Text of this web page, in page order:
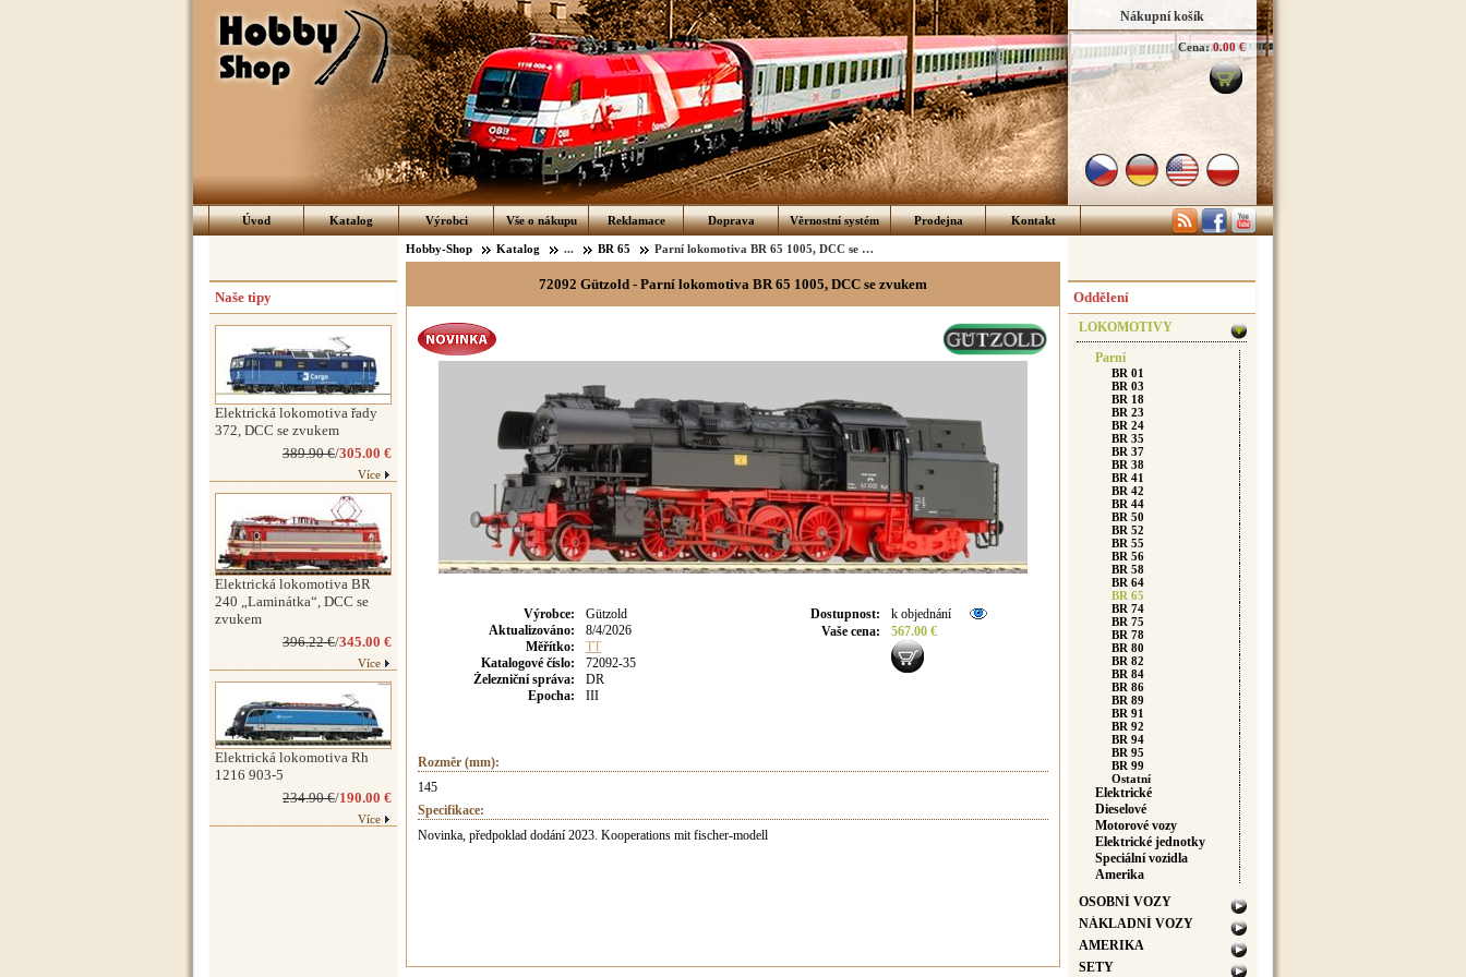
Nákupní košík
Cena: 0.00 €
Úvod Katalog Výrobci Vše o nákupu Reklamace Doprava Věrnostní systém Prodejna Kontakt
Hobby-Shop Katalog ... BR 65 Parní lokomotiva BR 65 1005, DCC se zvukem
72092 Gützold - Parní lokomotiva BR 65 1005, DCC se zvukem
Výrobce:
Gützold
Aktualizováno:
8/4/2026
Měřítko:
TT
Katalogové číslo:
72092-35
Železniční správa:
DR
Epocha:
III
Dostupnost:
k objednání
Vaše cena: 567.00 €
Rozměr (mm):
145
Specifikace:
Novinka, předpoklad dodání 2023. Kooperations mit fischer-modell
Naše tipy
Elektrická lokomotiva řady
372, DCC se zvukem
389.90 €/305.00 €
Více
Elektrická lokomotiva BR
240 „Laminátka“, DCC se
zvukem
396.22 €/345.00 €
Více
Elektrická lokomotiva Rh
1216 903-5
234.90 €/190.00 €
Více
Oddělení
LOKOMOTIVY
Parní
BR 01
BR 03
BR 18
BR 23
BR 24
BR 35
BR 37
BR 38
BR 41
BR 42
BR 44
BR 50
BR 52
BR 55
BR 56
BR 58
BR 64
BR 65
BR 74
BR 75
BR 78
BR 80
BR 82
BR 84
BR 86
BR 89
BR 91
BR 92
BR 94
BR 95
BR 99
Ostatní
Elektrické
Dieselové
Motorové vozy
Elektrické jednotky
Speciální vozidla
Amerika
OSOBNÍ VOZY
NÁKLADNÍ VOZY
AMERIKA
SETY